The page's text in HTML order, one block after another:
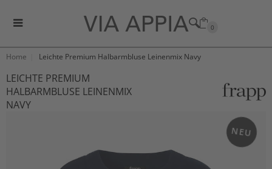
0
Home Leichte Premium Halbarmbluse Leinenmix Navy
LEICHTE PREMIUM
HALBARMBLUSE LEINENMIX
NAVY
NEU